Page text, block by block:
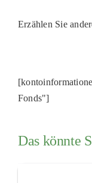
Erzählen Sie
Fonds"]
Das könnte